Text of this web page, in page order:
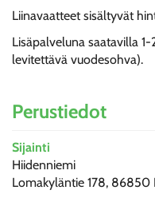
Liinavaatteet sisältyvät
Lisäpalveluna saatavilla
levitettävä vuodesohva).
Perustiedot
Sijainti
Hiidenniemi
Lomakyläntie 178, 86850